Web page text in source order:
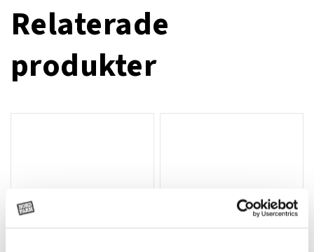
Relaterade
produkter